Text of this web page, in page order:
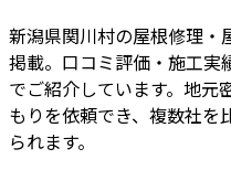
新潟県関川村の屋根修理・
掲載。口コミ評価・施工実
でご紹介しています。地元
もりを依頼でき、複数社を
られます。